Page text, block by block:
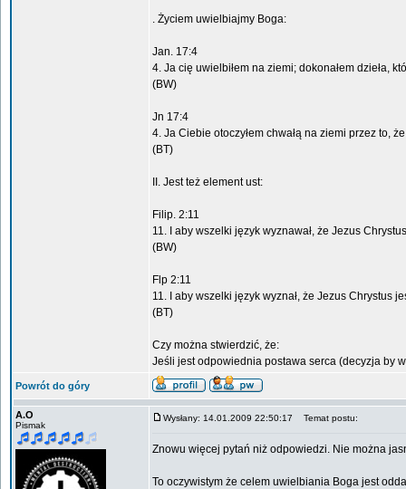
. Życiem uwielbiajmy Boga:
Jan. 17:4
4. Ja cię uwielbiłem na ziemi; dokonałem dzieła,
(BW)
Jn 17:4
4. Ja Ciebie otoczyłem chwałą na ziemi przez to,
(BT)
II. Jest też element ust:
Filip. 2:11
11. I aby wszelki język wyznawał, że Jezus
(BW)
Flp 2:11
11. I aby wszelki język wyznał, że Jezus Chrystus
(BT)
Czy można stwierdzić, że:
Jeśli jest odpowiednia postawa serca (decyzja by
Powrót do góry
A.O
Pismak
Wysłany: 14.01.2009 22:50:17 Temat postu:
Znowu więcej pytań niż odpowiedzi. Nie można
To oczywistym że celem uwielbiania Boga jest